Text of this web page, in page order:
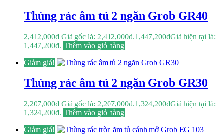
Thùng rác âm tủ 2 ngăn Grob GR40
2,412,000₫ Giá gốc là: 2,412,000₫.1,447,200₫Giá hiện tại là:
1,447,200₫. Thêm vào giỏ hàng
Giảm giá!
Thùng rác âm tủ 2 ngăn Grob GR30
2,207,000₫ Giá gốc là: 2,207,000₫.1,324,200₫Giá hiện tại là:
1,324,200₫. Thêm vào giỏ hàng
Giảm giá!